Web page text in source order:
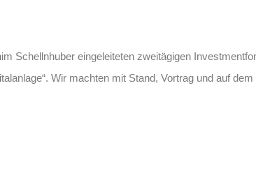
Schellnhuber eingeleiteten zweitägigen
Wir machten mit Stand, Vortrag und auf